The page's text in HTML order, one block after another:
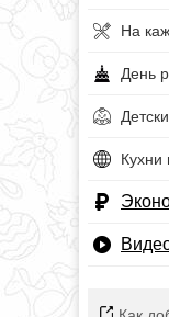
На
День
Кухни